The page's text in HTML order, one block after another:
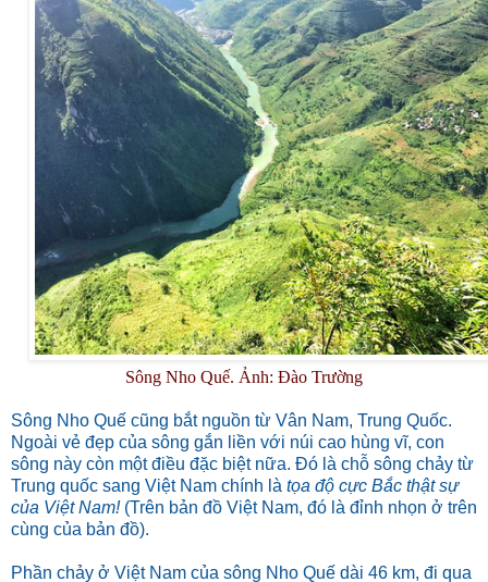
Sông Nho Quế. Ảnh: Đào Trường
Sông Nho Quế cũng bắt nguồn từ Vân Nam, Trung Quốc.
Ngoài vẻ đẹp của sông gắn liền với núi cao hùng vĩ, con
sông này còn một điều đặc biệt nữa. Đó là chỗ sông chảy từ
Trung quốc sang Việt Nam chính là tọa độ cực Bắc thật sự
của Việt Nam! (Trên bản đồ Việt Nam, đó là đỉnh nhọn ở trên
cùng của bản đồ).
Phần chảy ở Việt Nam của sông Nho Quế dài 46 km, đi qua